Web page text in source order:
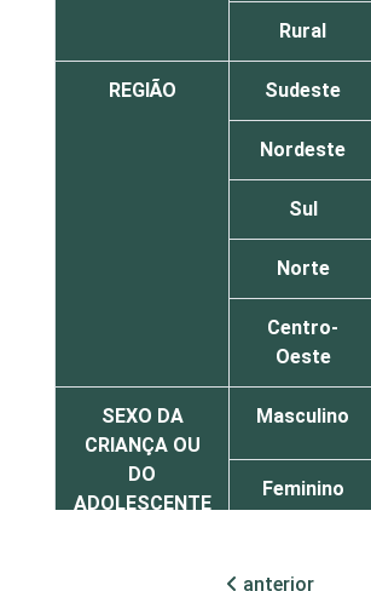
Rural
REGIÃO Sudeste
Nordeste
Sul
Norte
Centro-
Oeste
SEXO DA
CRIANÇA OU
DO
ADOLESCENTE
Masculino
Feminino
anterior